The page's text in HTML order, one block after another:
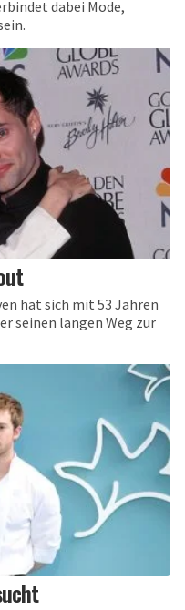
dabei Mode,
hat sich mit 53 Jahren
seinen langen Weg zur